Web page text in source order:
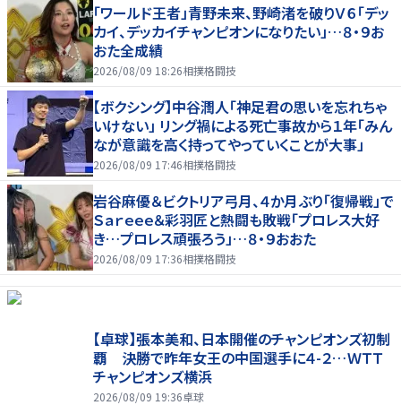
「ワールド王者」青野未来、野崎渚を破りＶ６「デッ
カイ、デッカイチャンピオンになりたい」…８・９お
おた全成績
2026/08/09 18:26相撲格闘技
【ボクシング】中谷潤人「神足君の思いを忘れちゃ
いけない」 リング禍による死亡事故から１年「みん
なが意識を高く持ってやっていくことが大事」
2026/08/09 17:46相撲格闘技
岩谷麻優＆ビクトリア弓月、４か月ぶり「復帰戦」で
Ｓａｒｅｅｅ＆彩羽匠と熱闘も敗戦「プロレス大好
き…プロレス頑張ろう」…８・９おおた
2026/08/09 17:36相撲格闘技
【卓球】張本美和、日本開催のチャンピオンズ初制
覇 決勝で昨年女王の中国選手に４-２…ＷＴＴ
チャンピオンズ横浜
2026/08/09 19:36卓球